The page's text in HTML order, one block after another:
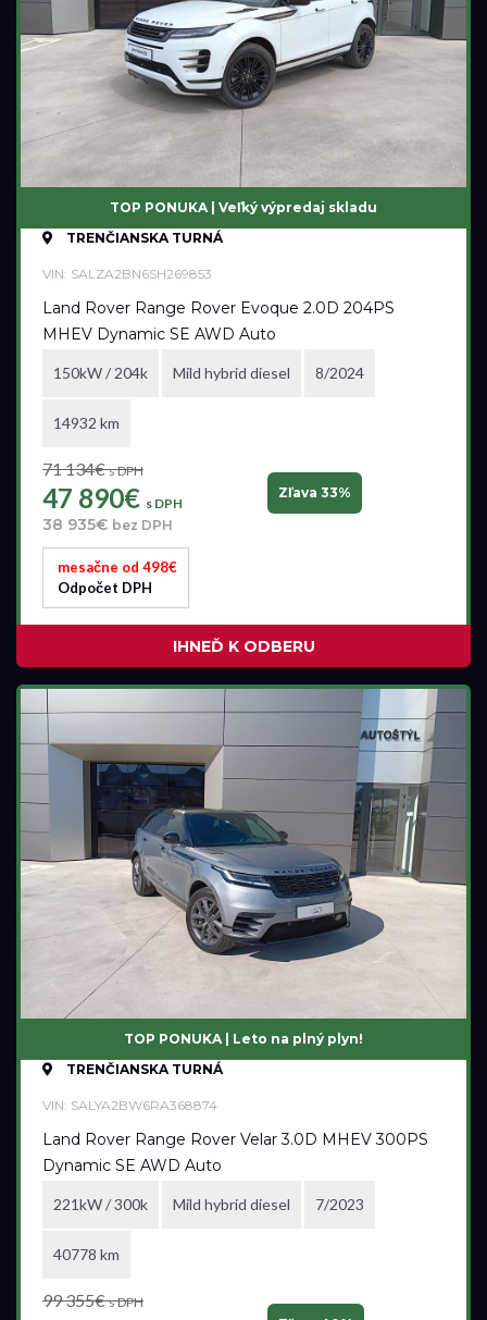
APPROVED VOZIDLÁ
PREVERENÉ JAZDENÉ VOZIDLÁ
Značka
Land Rover
Model
všetky
Akciová ponuka
všetky
Palivo
Benzín
Elektromobil
Hybrid
Mild hybrid benzín
Mild hybrid diesel
Plugin hybrid
Prevodovka
Automatická
Automatická – bezstupňová
Manuálna
Najazdené kilometre
0 km
Rok výroby
2023
TOP PONUKA | Veľký výpredaj skladu
TRENČIANSKA TURNÁ
VIN: SALZA2BN6SH269853
Land Rover Range Rover Evoque 2.0D 204PS
MHEV Dynamic SE AWD Auto
150kW / 204k Mild hybrid diesel 8/2024
14932 km
71 134€s DPH
47 890€ s DPH
38 935€ bez DPH
Zľava 33%
mesačne od 498€
Odpočet DPH
IHNEĎ K ODBERU
TOP PONUKA | Leto na plný plyn!
TRENČIANSKA TURNÁ
VIN: SALYA2BW6RA368874
Land Rover Range Rover Velar 3.0D MHEV 300PS
Dynamic SE AWD Auto
221kW / 300k Mild hybrid diesel 7/2023
40778 km
99 355€s DPH